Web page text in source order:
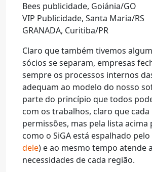
Bees publicidade, Goiánia/GO
VIP Publicidade, Santa Maria/RS
GRANADA, Curitiba/PR
Claro que também tivemos
sócios se separam, empresas
sempre os processos internos
adequam ao modelo do nosso
parte do princípio que todos
com os trabalhos, claro que cada
permissões, mas pela lista acima
como o SiGA está espalhado pelo
dele) e ao mesmo tempo atende
necessidades de cada região.